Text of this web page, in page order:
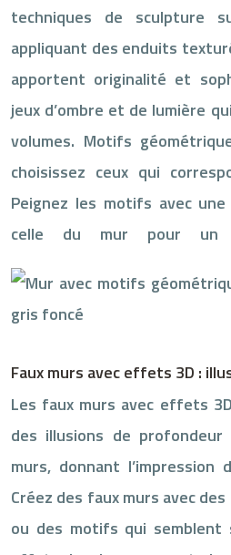
techniques de sculpture
appliquant des enduits
apportent originalité et
jeux d’ombre et de lumière
volumes. Motifs
choisissez ceux qui
Peignez les motifs avec
celle du mur pour un
Faux murs avec effets 3D :
Les faux murs avec effets
des illusions de
murs, donnant l’impression
Créez des faux murs avec
ou des motifs qui